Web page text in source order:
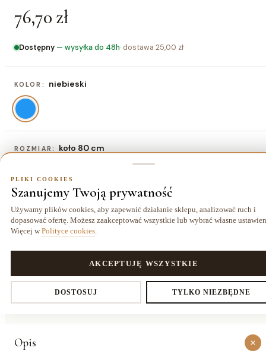
76,70 zł
Dostępny — wysyłka do 48h· dostawa 25,00 zł
KOLOR: niebieski
ROZMIAR: koło 80 cm
76,70 zł
Dostawa kurierem
O PRODUKCIE
Szczegóły
Opis
PLIKI COOKIES
Szanujemy Twoją prywatność
Używamy plików cookies, aby zapewnić działanie sklepu, analizować ruch i
dopasować ofertę. Możesz zaakceptować wszystkie lub wybrać własne
Więcej w Polityce cookies
DOSTOSUJ TYLKO NIEZBĘDNE
AKCEPTUJĘ WSZYSTKIE
Ustawienia prywatności
Decydujesz, które dane zbieramy. Niezbędne pliki cookies są